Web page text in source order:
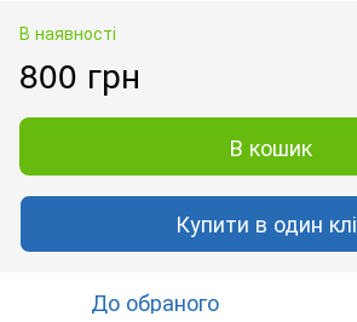
В наявності
800 грн
В кошик
Купити в один
До обраного